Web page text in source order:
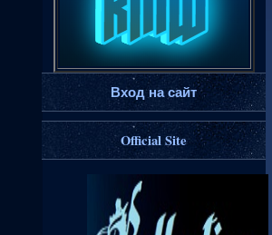
Вход на сайт
Official Site